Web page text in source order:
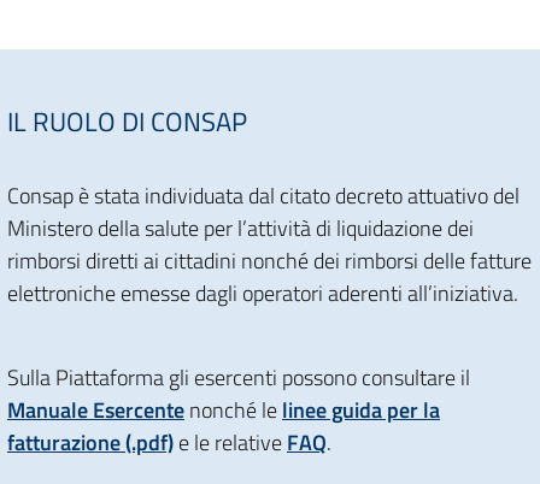
IL RUOLO DI CONSAP
Consap è stata individuata dal citato decreto attuativo del
Ministero della salute per l’attività di liquidazione dei
rimborsi diretti ai cittadini nonché dei rimborsi delle fatture
elettroniche emesse dagli operatori aderenti all’iniziativa.
Sulla Piattaforma gli esercenti possono consultare il
Manuale Esercentenonché lelinee guida per la
fatturazione (.pdf)e le relativeFAQ.